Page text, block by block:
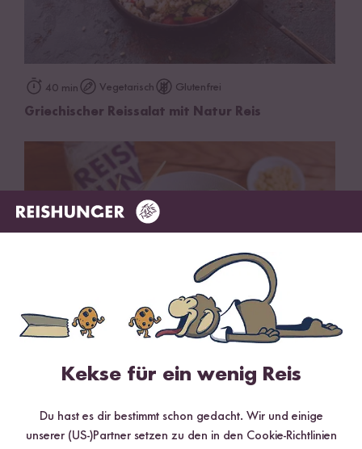
40 min Vegetarisch Glutenfrei
Griechischer Reissalat mit Natur Reis
30 min Vegan Vegetarisch
Kekse für ein wenig Reis
Du hast es dir bestimmt schon gedacht. Wir und einige
unserer (US-)Partner setzen zu den in den Cookie-Richtlinien